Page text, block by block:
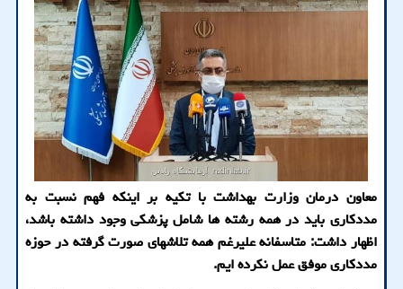
معاون درمان وزارت بهداشت با تکیه بر اینکه فهم نسبت به
مددکاری باید در همه رشته ها شامل پزشکی وجود داشته باشد،
اظهار داشت: متاسفانه علیرغم همه تلاشهای صورت گرفته در حوزه
مددکاری موفق عمل نکرده ایم.